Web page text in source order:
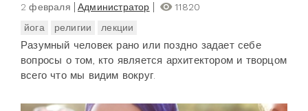
2 февраля Администратор
11820
йога
религии лекции
Разумный человек рано или поздно задает себе
вопросы о том, кто является архитектором и творцом
всего что мы видим вокруг.